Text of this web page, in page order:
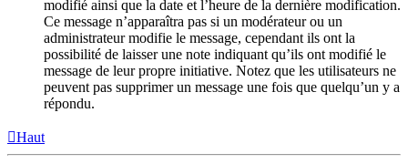
modifié ainsi que la date et l’heure de la dernière modification.
Ce message n’apparaîtra pas si un modérateur ou un
administrateur modifie le message, cependant ils ont la
possibilité de laisser une note indiquant qu’ils ont modifié le
message de leur propre initiative. Notez que les utilisateurs ne
peuvent pas supprimer un message une fois que quelqu’un y a
répondu.
Haut